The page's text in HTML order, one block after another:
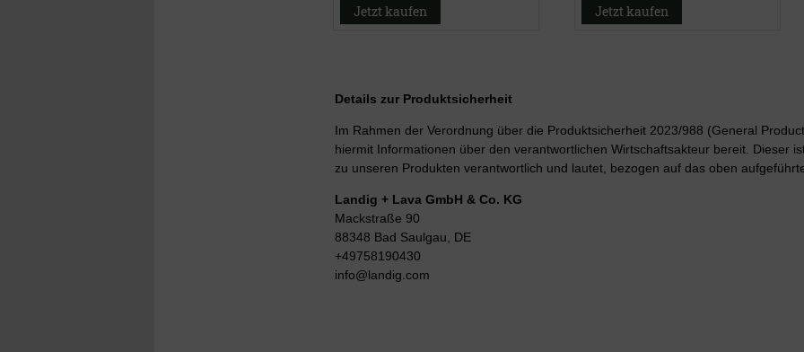
Jetzt kaufen Jetzt kaufen
Details zur Produktsicherheit
Im Rahmen der Verordnung über die Produktsicherheit 2023/988 (General
hiermit Informationen über den verantwortlichen Wirtschaftsakteur bereit. Dieser
zu unseren Produkten verantwortlich und lautet, bezogen auf das oben
Landig + Lava GmbH & Co. KG
Mackstraße 90
88348 Bad Saulgau, DE
+49758190430
info@landig.com